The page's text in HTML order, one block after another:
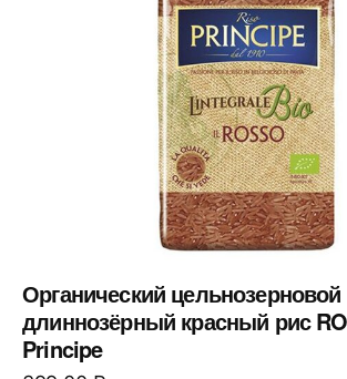
Органический цельнозерновой
длиннозёрный красный рис
Principe